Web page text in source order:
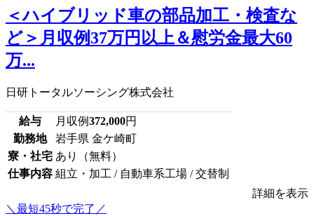
＜ハイブリッド車の部品加工・検査な
ど＞月収例37万円以上＆慰労金最大60
万...
日研トータルソーシング株式会社
給与 月収例372,000円
勤務地
岩手県 金ケ崎町
寮・社宅 あり（無料）
仕事内容 組立・加工 / 自動車系工場 / 交替制
詳細を表示
＼最短45秒で完了／